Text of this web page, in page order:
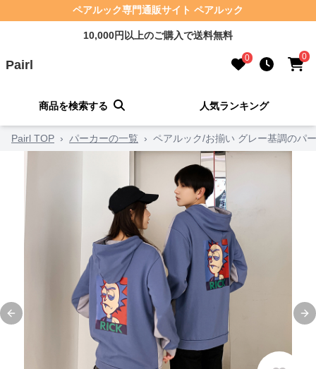
ペアルック専門通販サイト ペアルック
10,000円以上のご購入で送料無料
Pairl 0 0
商品を検索する 人気ランキング
Pairl TOP › パーカーの一覧 › ペアルック/お揃い グレー基調のパ
Previous slide